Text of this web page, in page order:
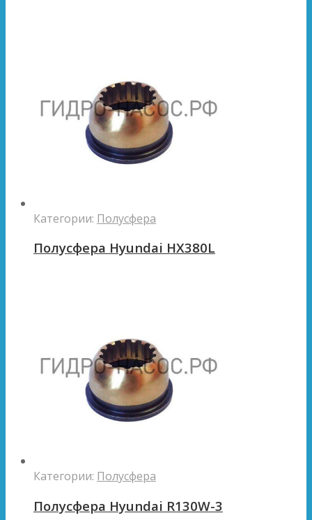
Категории: Полусфера
Полусфера Hyundai HX380L
Категории: Полусфера
Полусфера Hyundai R130W-3